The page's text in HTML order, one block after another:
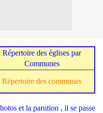
Répertoire des églises par
Communes
Répertoire des communes
et la parution , il se passe